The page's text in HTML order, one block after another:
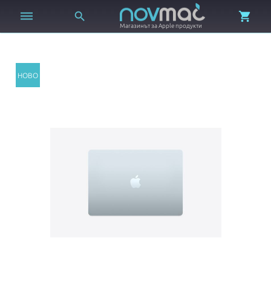
 
Магазинът за Apple продукти
